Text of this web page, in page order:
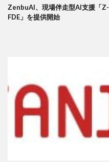
ZenbuAI、現場伴走型AI支援「Z-
FDE」を提供開始